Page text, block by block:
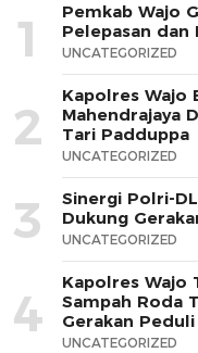
1
Pemkab Wajo
Pelepasan dan
UNCATEGORIZED
2
Kapolres Wajo
Mahendrajaya
Tari Padduppa
UNCATEGORIZED
3
Sinergi Polri-
Dukung
UNCATEGORIZED
4
Kapolres Wajo
Sampah Roda
Gerakan
UNCATEGORIZED